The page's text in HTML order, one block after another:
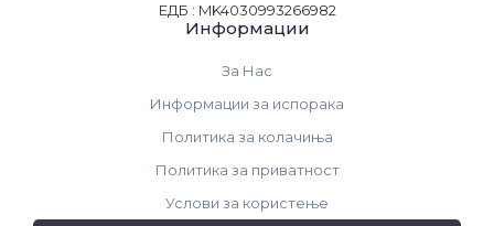
ЕДБ : MK4030993266982
Информации
За Нас
Информации за испорака
Политика за колачиња
Политика за приватност
Услови за користење